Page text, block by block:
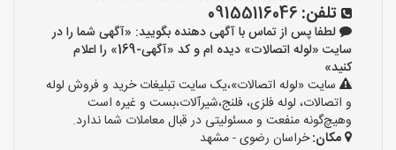
تلفن: 09155116046
لطفا پس از تماس با آگهی دهنده بگویید: «آگهی شما را در
سایت «لوله اتصالات» دیده ام و کد «آگهی-169» را اعلام
کنید»
سایت «لوله اتصالات»،یک سایت تبلیغات خرید و فروش لوله
و اتصالات، لوله فلزی، فلنج،شیرآلات،بست و غیره است
وهیچ‌گونه منفعت و مسئولیتی در قبال معاملات شما ندارد.
مکان:خراسان رضوی - مشهد